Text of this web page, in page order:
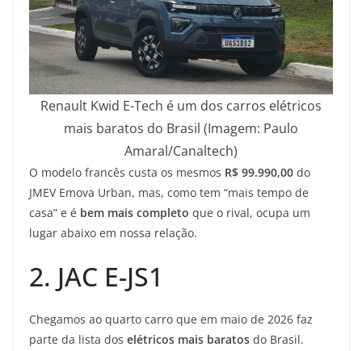
Renault Kwid E-Tech é um dos carros elétricos
mais baratos do Brasil (Imagem: Paulo
Amaral/Canaltech)
O modelo francês custa os mesmos R$ 99.990,00 do
JMEV Emova Urban, mas, como tem “mais tempo de
casa” e é bem mais completo que o rival, ocupa um
lugar abaixo em nossa relação.
2. JAC E-JS1
Chegamos ao quarto carro que em maio de 2026 faz
parte da lista dos elétricos mais baratos do Brasil.